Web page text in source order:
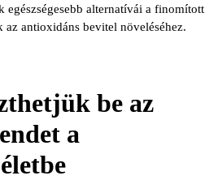
egészségesebb alternatívái a finomított
antioxidáns bevitel növeléséhez.
be az
a